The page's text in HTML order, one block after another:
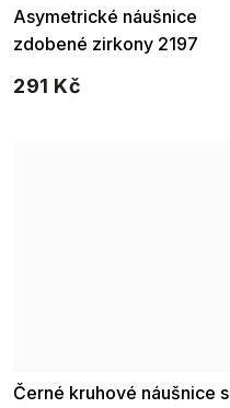
Asymetrické náušnice
zdobené zirkony 2197
291 Kč
Černé kruhové náušnice s